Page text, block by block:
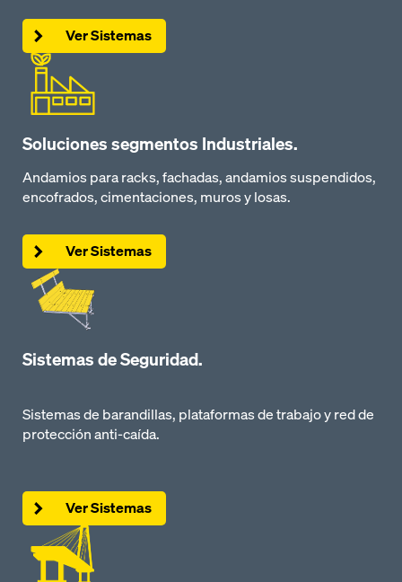
Ver Sistemas
Soluciones segmentos Industriales.
Andamios para racks, fachadas, andamios suspendidos,
encofrados, cimentaciones, muros y losas.
Ver Sistemas
Sistemas de Seguridad.
Sistemas de barandillas, plataformas de trabajo y red de
protección anti-caída.
Ver Sistemas